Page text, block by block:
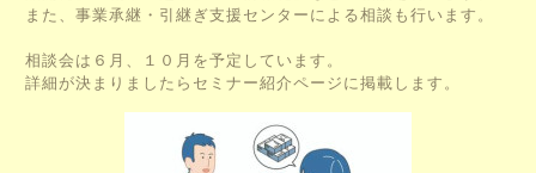
また、事業承継・引継ぎ支援センターによる相談も行います。
相談会は６月、１０月を予定しています。
詳細が決まりましたらセミナー紹介ページに掲載します。